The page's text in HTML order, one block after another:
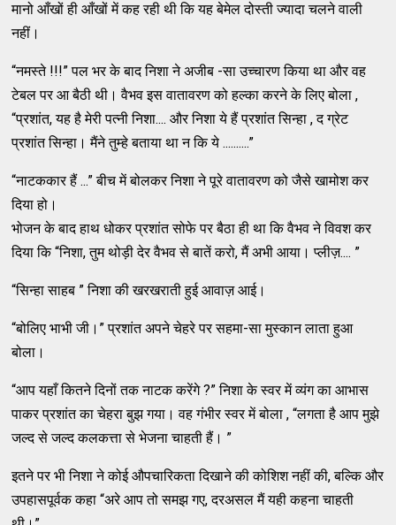
मानो आँखों ही आँखों में कह रही थी कि यह बेमेल दोस्ती ज्यादा चलने वाली
नहीं।
“नमस्ते !!!” पल भर के बाद निशा ने अजीब -सा उच्चारण किया था और वह
टेबल पर आ बैठी थी। वैभव इस वातावरण को हल्का करने के लिए बोला ,
“प्रशांत, यह है मेरी पत्नी निशा.... और निशा ये हैं प्रशांत सिन्हा , द ग्रेट
प्रशांत सिन्हा। मैंने तुम्हे बताया था न कि ये ..........”
“नाटककार हैं ...” बीच में बोलकर निशा ने पूरे वातावरण को जैसे खामोश कर
दिया हो।
भोजन के बाद हाथ धोकर प्रशांत सोफे पर बैठा ही था कि वैभव ने विवश कर
दिया कि “निशा, तुम थोड़ी देर वैभव से बातें करो, मैं अभी आया। प्लीज़.... ”
“सिन्हा साहब ” निशा की खरखराती हुई आवाज़ आई।
“बोलिए भाभी जी।” प्रशांत अपने चेहरे पर सहमा-सा मुस्कान लाता हुआ
बोला।
“आप यहाँ कितने दिनों तक नाटक करेंगे ?” निशा के स्वर में व्यंग का आभास
पाकर प्रशांत का चेहरा बुझ गया। वह गंभीर स्वर में बोला , “लगता है आप मुझे
जल्द से जल्द कलकत्ता से भेजना चाहती हैं। ”
इतने पर भी निशा ने कोई औपचारिकता दिखाने की कोशिश नहीं की, बल्कि और
उपहासपूर्वक कहा “अरे आप तो समझ गए, दरअसल मैं यही कहना चाहती